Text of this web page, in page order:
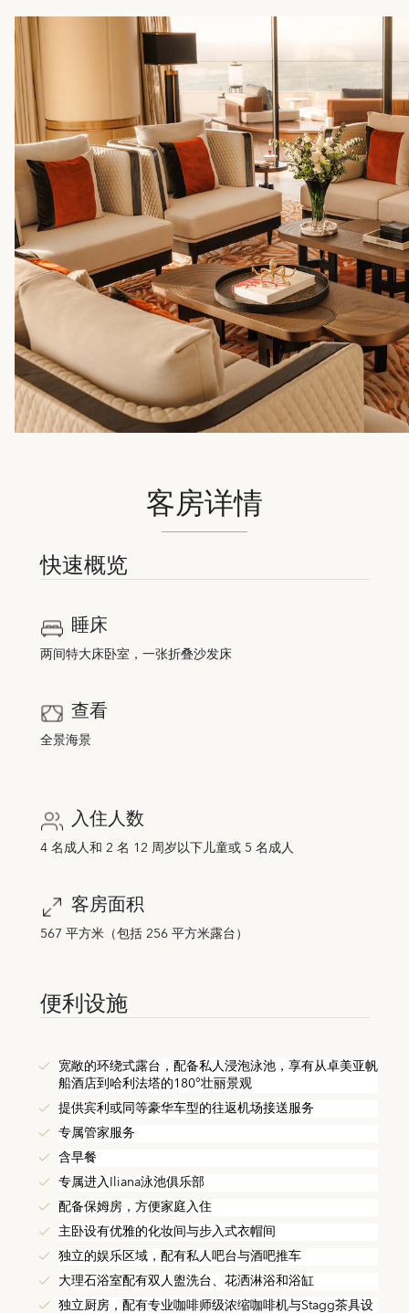
客房详情
快速概览
睡床
两间特大床卧室，一张折叠沙发床
查看
全景海景
入住人数
4 名成人和 2 名 12 周岁以下儿童或 5 名成人
客房面积
567 平方米（包括 256 平方米露台）
便利设施
宽敞的环绕式露台，配备私人浸泡泳池，享有从卓美亚帆
船酒店到哈利法塔的180°壮丽景观
提供宾利或同等豪华车型的往返机场接送服务
专属管家服务
含早餐
专属进入Iliana泳池俱乐部
配备保姆房，方便家庭入住
主卧设有优雅的化妆间与步入式衣帽间
独立的娱乐区域，配有私人吧台与酒吧推车
大理石浴室配有双人盥洗台、花洒淋浴和浴缸
独立厨房，配有专业咖啡师级浓缩咖啡机与Stagg茶具设